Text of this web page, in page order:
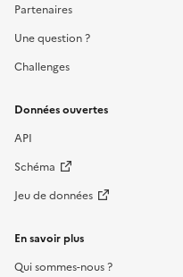
Partenaires
Une question ?
Challenges
Données ouvertes
API
Schéma
Jeu de données
En savoir plus
Qui sommes-nous ?